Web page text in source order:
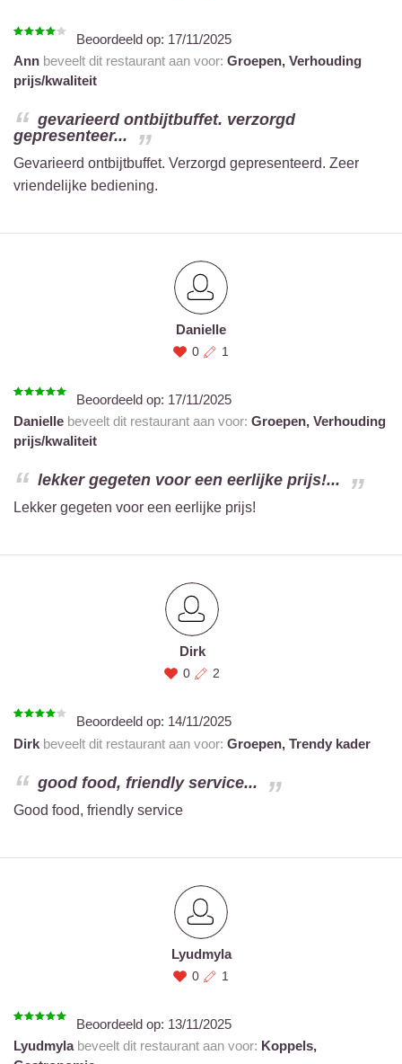
Beoordeeld op: 17/11/2025
Ann beveelt dit restaurant aan voor: Groepen, Verhouding
prijs/kwaliteit
gevarieerd ontbijtbuffet. verzorgd
gepresenteer...
Gevarieerd ontbijtbuffet. Verzorgd gepresenteerd. Zeer
vriendelijke bediening.
Danielle
0 1
Beoordeeld op: 17/11/2025
Danielle beveelt dit restaurant aan voor: Groepen, Verhouding
prijs/kwaliteit
lekker gegeten voor een eerlijke prijs!...
Lekker gegeten voor een eerlijke prijs!
Dirk
0 2
Beoordeeld op: 14/11/2025
Dirk beveelt dit restaurant aan voor: Groepen, Trendy kader
good food, friendly service...
Good food, friendly service
Lyudmyla
0 1
Beoordeeld op: 13/11/2025
Lyudmylabeveelt dit restaurant aan voor: Koppels,